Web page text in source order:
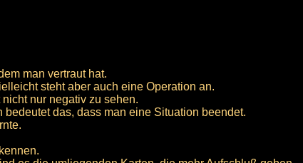
man vertraut hat.
steht aber auch eine Operation an.
nur negativ zu sehen.
das, dass man eine Situation beendet.